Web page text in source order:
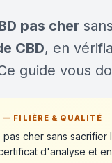
pas cher
CBD, en
guide vous
— FILIÈRE & QUALITÉ
pas cher sans
d'analyse et